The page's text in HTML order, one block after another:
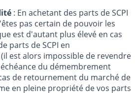
: En achetant des parts de SCPI
pas certain de pouvoir les
est d'autant plus élevé en cas
parts de SCPI en
est alors impossible de revendre
du démembrement
de retournement du marché de
en pleine propriété de vos parts